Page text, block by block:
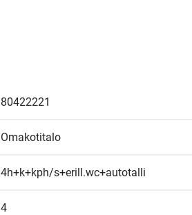
80422221
Omakotitalo
4h+k+kph/s+erill.wc+autotalli
4